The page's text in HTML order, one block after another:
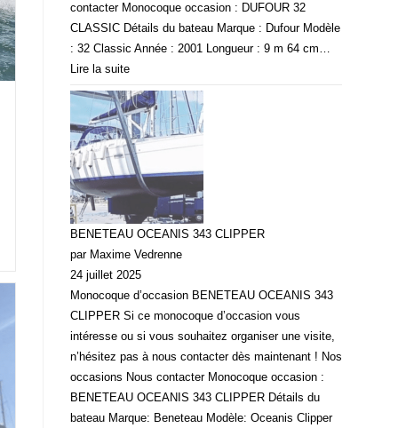
contacter Monocoque occasion : DUFOUR 32
CLASSIC Détails du bateau Marque : Dufour Modèle
: 32 Classic Année : 2001 Longueur : 9 m 64 cm…
Lire la suite
BENETEAU OCEANIS 343 CLIPPER
par Maxime Vedrenne
24 juillet 2025
Monocoque d’occasion BENETEAU OCEANIS 343
CLIPPER Si ce monocoque d’occasion vous
intéresse ou si vous souhaitez organiser une visite,
n’hésitez pas à nous contacter dès maintenant ! Nos
occasions Nous contacter Monocoque occasion :
BENETEAU OCEANIS 343 CLIPPER Détails du
bateau Marque: Beneteau Modèle: Oceanis Clipper